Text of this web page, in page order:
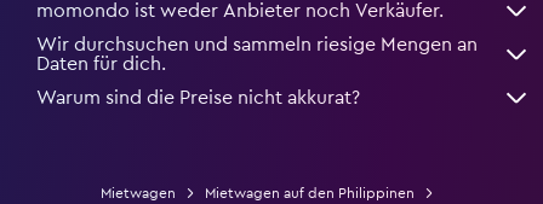
momondo ist weder Anbieter noch Verkäufer.
Wir durchsuchen und sammeln riesige Mengen an
Daten für dich.
Warum sind die Preise nicht akkurat?
Mietwagen
Mietwagen auf den Philippinen